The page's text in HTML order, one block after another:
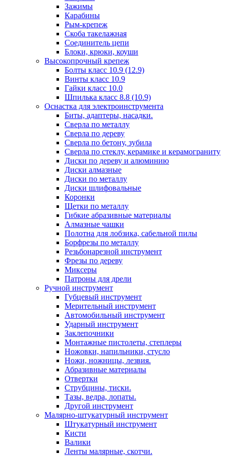
Зажимы
Карабины
Рым-крепеж
Скоба такелажная
Соединитель цепи
Блоки, крюки, коуши
Высокопрочный крепеж
Болты класс 10.9 (12.9)
Винты класс 10.9
Гайки класс 10.0
Шпилька класс 8.8 (10.9)
Оснастка для электроинструмента
Биты, адаптеры, насадки.
Сверла по металлу
Сверла по дереву
Сверла по бетону, зубила
Сверла по стеклу, керамике и керамограниту
Диски по дереву и алюминию
Диски алмазные
Диски по металлу
Диски шлифовальные
Коронки
Щетки по металлу
Гибкие абразивные материалы
Алмазные чашки
Полотна для лобзика, сабельной пилы
Борфрезы по металлу
Резьбонарезной инструмент
Фрезы по дереву
Миксеры
Патроны для дрели
Ручной инструмент
Губцевый инструмент
Мерительный инструмент
Автомобильный инструмент
Ударный инструмент
Заклепочники
Монтажные пистолеты, степлеры
Ножовки, напильники, стусло
Ножи, ножницы, лезвия.
Абразивные материалы
Отвертки
Cтрубцины, тиски.
Тазы, ведра, лопаты.
Другой инструмент
Малярно-штукатурный инструмент
Штукатурный инструмент
Кисти
Валики
Ленты малярные, скотчи.